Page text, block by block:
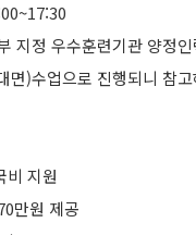
지정 우수훈련기관 양정
면)수업으로 진행되니 참
비 지원
만원 제공